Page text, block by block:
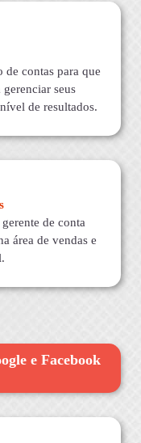
contas para que
seus
de resultados.
de conta
área de vendas e
e Facebook